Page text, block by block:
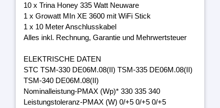
10 x Trina Honey 335 Watt Neuware
1 x Growatt MIn XE 3600 mit WiFi Stick
1 x 10 Meter Anschlusskabel
Alles inkl. Rechnung, Garantie und Mehrwertsteuer
ELEKTRISCHE DATEN
STC TSM-330 DE06M.08(II) TSM-335 DE06M.08(II)
TSM-340 DE06M.08(II)
Nominalleistung-PMAX (Wp)* 330 335 340
Leistungstoleranz-PMAX (W) 0/+5 0/+5 0/+5